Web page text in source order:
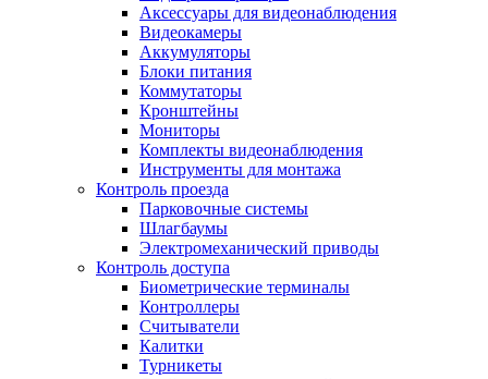
Аксессуары для видеонаблюдения
Видеокамеры
Аккумуляторы
Блоки питания
Коммутаторы
Кронштейны
Мониторы
Комплекты видеонаблюдения
Инструменты для монтажа
Контроль проезда
Парковочные системы
Шлагбаумы
Электромеханический приводы
Контроль доступа
Биометрические терминалы
Контроллеры
Считыватели
Калитки
Турникеты